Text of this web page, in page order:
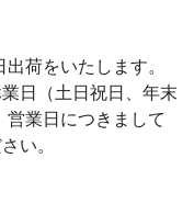
荷をいたします。
日（土日祝日、年末
業日につきまして
い。